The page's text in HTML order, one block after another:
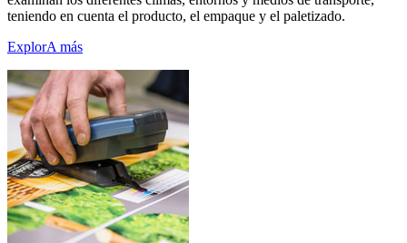
teniendo en cuenta el producto, el empaque y el paletizado.
ExplorA más